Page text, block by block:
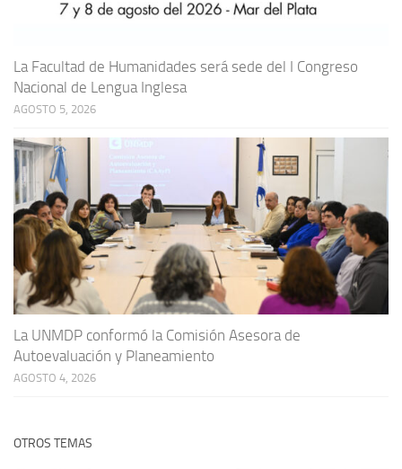
La Facultad de Humanidades será sede del I Congreso
Nacional de Lengua Inglesa
AGOSTO 5, 2026
La UNMDP conformó la Comisión Asesora de
Autoevaluación y Planeamiento
AGOSTO 4, 2026
OTROS TEMAS